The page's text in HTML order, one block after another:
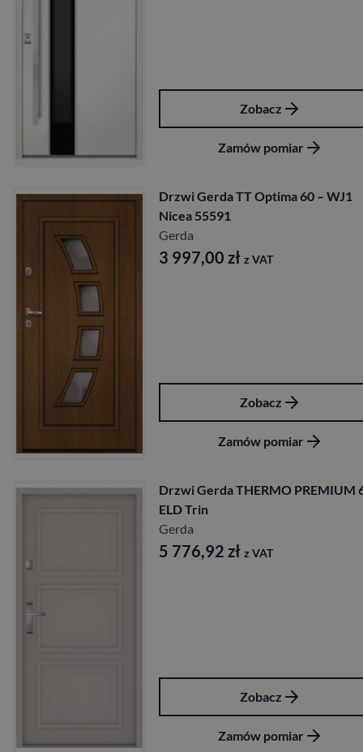
Zobacz
Zamów pomiar
Drzwi Gerda TT Optima 60 – WJ1
Nicea 55591
Gerda
3 997,00 zł z VAT
Zobacz
Zamów pomiar
Drzwi Gerda THERMO PREMIUM
ELD Trin
Gerda
5 776,92 zł z VAT
Zobacz
Zamów pomiar